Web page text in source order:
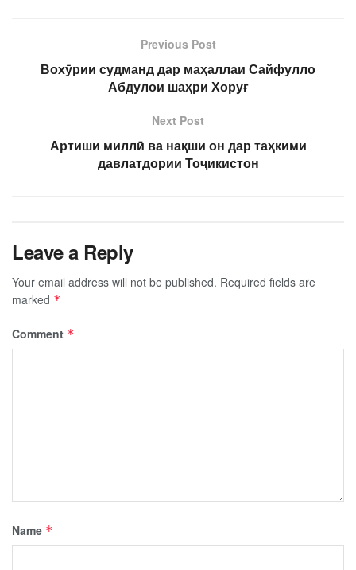
Previous Post
Вохӯрии судманд дар маҳаллаи Сайфулло
Абдулои шаҳри Хоруғ
Next Post
Артиши миллӣ ва нақши он дар таҳкими
давлатдории Тоҷикистон
Leave a Reply
Your email address will not be published. Required fields are
marked *
Comment *
Name *